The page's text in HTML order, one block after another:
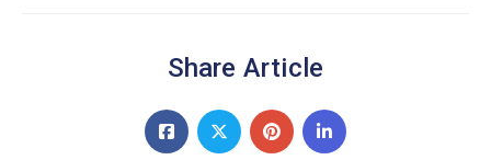
Share Article